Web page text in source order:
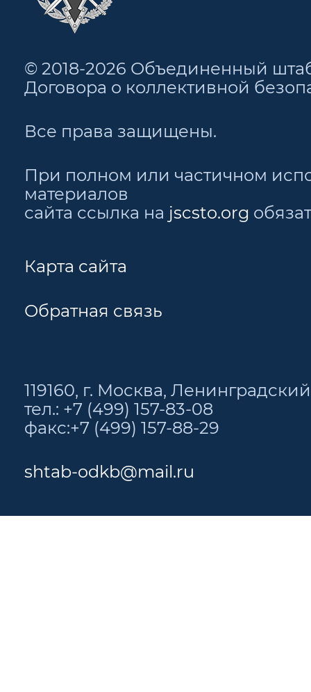
© 2018-2026 Объединенный
Договора о коллективной
Все права защищены.
При полном или частичном
материалов
сайта ссылка на jscsto.org
Карта сайта
Обратная связь
119160, г. Москва,
тел.: +7 (499) 157-83-08
факс:+7 (499) 157-88-29
shtab-odkb@mail.ru